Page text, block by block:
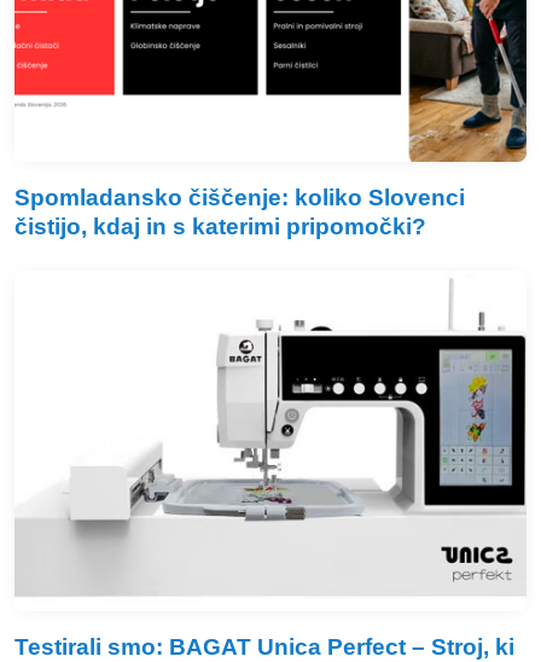
Spomladansko čiščenje: koliko Slovenci
čistijo, kdaj in s katerimi pripomočki?
Testirali smo: BAGAT Unica Perfect – Stroj, ki